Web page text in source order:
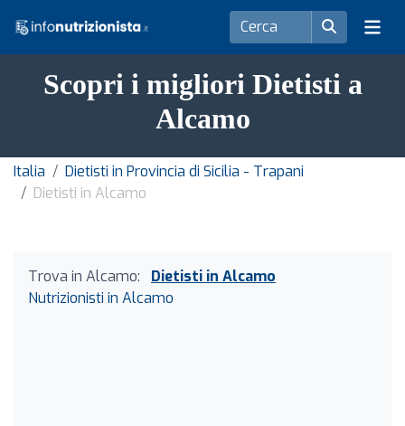
Scopri i migliori Dietisti a
Alcamo
Italia
Dietisti in Provincia di Sicilia - Trapani
Dietisti in Alcamo
Trova in Alcamo:
Dietisti in Alcamo
Nutrizionisti in Alcamo